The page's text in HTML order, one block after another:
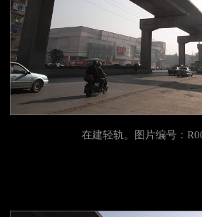
在建轻轨。图片编号：